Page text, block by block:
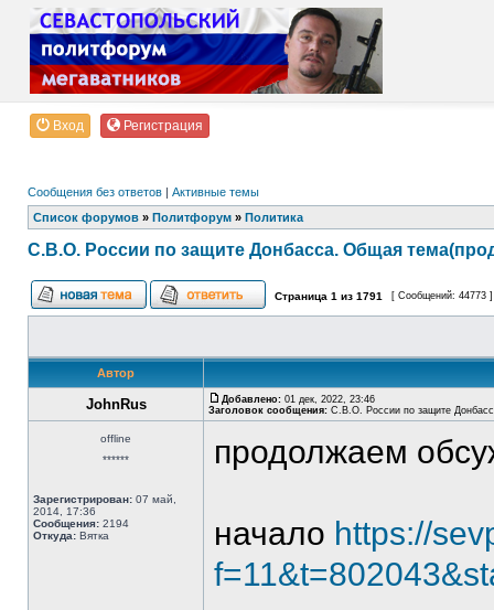
Вход Регистрация
Сообщения без ответов | Активные темы
Список форумов » Политфорум » Политика
С.В.О. России по защите Донбасса. Общая
Страница 1 из 1791 [ Сообщений: 44773
Автор
JohnRus Добавлено: 01 дек, 2022, 23:46
Заголовок сообщения: С.В.О. России по защите
offline
******
Зарегистрирован: 07 май,
2014, 17:36
Сообщения: 2194
Откуда: Вятка
продолжаем
начало https://